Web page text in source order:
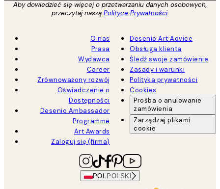
Aby dowiedzieć się więcej o przetwarzaniu danych osobowych,
przeczytaj naszą Polityce Prywatności.
O nas
Prasa
Wydawca
Career
Zrównoważony rozwój
Oświadczenie o
Dostępności
Desenio Ambassador
Programme
Art Awards
Zaloguj się (firma)
Desenio Art Advice
Obsługa klienta
Śledź swoje zamówienie
Zasady i warunki
Polityka prywatności
Cookies
Prośba o anulowanie
zamówienia
Zarządzaj plikami
cookie
POL POLSKI